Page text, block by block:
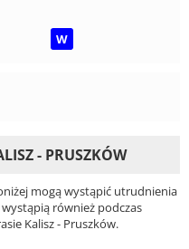
W
- PRUSZKÓW
mogą wystąpić utrudnienia
również podczas
Kalisz - Pruszków.